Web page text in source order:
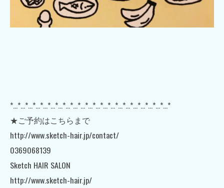
*…*…*…*…*…*…*…*…*…*…*…*…*…*…*…*…*…*…*…*…*…*
★ご予約はこちらまで
http://www.sketch-hair.jp/contact/
0369068139
Sketch HAIR SALON
http://www.sketch-hair.jp/